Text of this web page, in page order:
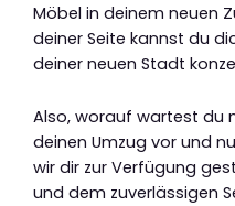
Möbel in deinem neuen
deiner Seite kannst du
deiner neuen Stadt
Also, worauf wartest du
deinen Umzug vor und
wir dir zur Verfügung
und dem zuverlässigen